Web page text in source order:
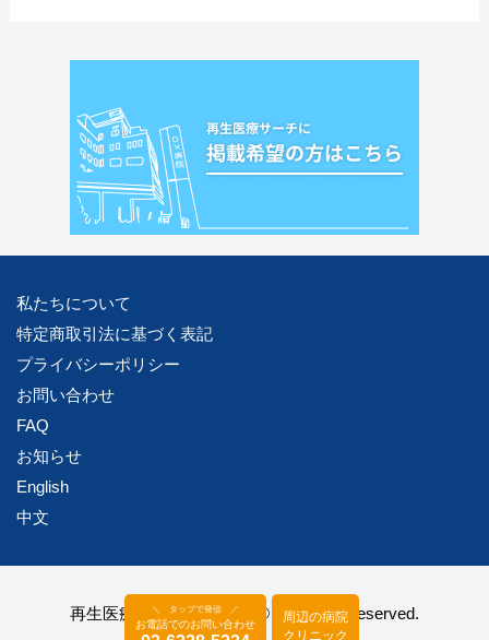
＼ タップで発信 ／
お電話でのお問い合わせ
周辺の病院
クリニック
私たちについて
特定商取引法に基づく表記
プライバシーポリシー
お問い合わせ
FAQ
お知らせ
English
中文
再生医療サーチCopyright © All Rights Reserved.